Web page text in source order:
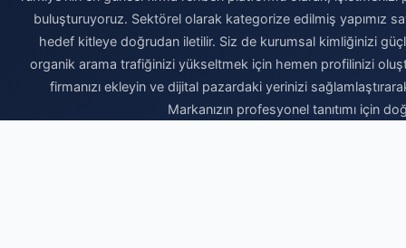
buluşturuyoruz. Sektörel olarak kategorize edilmiş yapımız
hedef kitleye doğrudan iletilir. Siz de kurumsal kimliğinizi
organik arama trafiğinizi yükseltmek için hemen profilinizi
firmanızı ekleyin ve dijital pazardaki yerinizi
Markanızın profesyonel tanıtımı için